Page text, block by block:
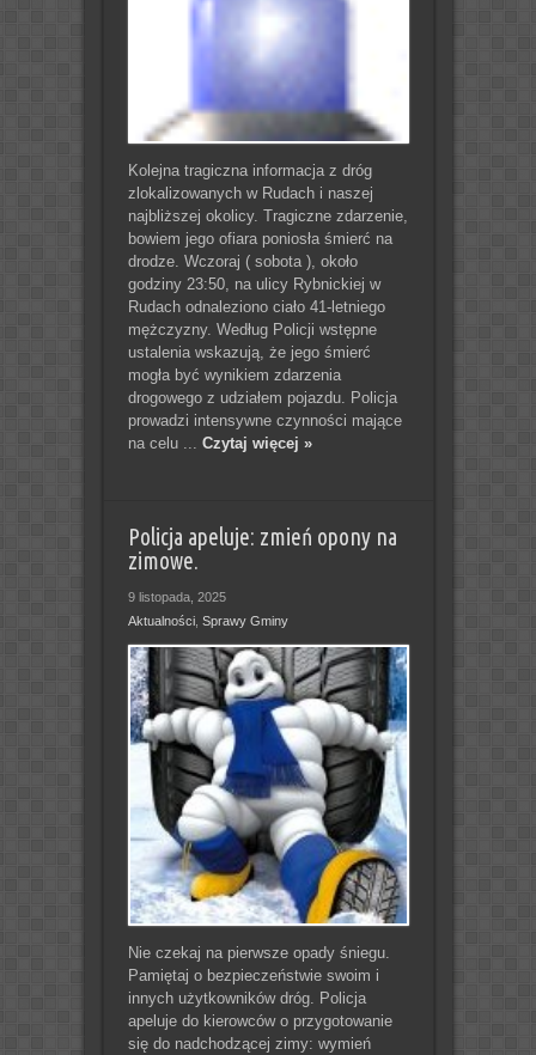
Kolejna tragiczna informacja z dróg
zlokalizowanych w Rudach i naszej
najbliższej okolicy. Tragiczne zdarzenie,
bowiem jego ofiara poniosła śmierć na
drodze. Wczoraj ( sobota ), około
godziny 23:50, na ulicy Rybnickiej w
Rudach odnaleziono ciało 41-letniego
mężczyzny. Według Policji wstępne
ustalenia wskazują, że jego śmierć
mogła być wynikiem zdarzenia
drogowego z udziałem pojazdu. Policja
prowadzi intensywne czynności mające
na celu ... Czytaj więcej »
Policja apeluje: zmień opony na
zimowe.
9 listopada, 2025
Aktualności, Sprawy Gminy
Nie czekaj na pierwsze opady śniegu.
Pamiętaj o bezpieczeństwie swoim i
innych użytkowników dróg. Policja
apeluje do kierowców o przygotowanie
się do nadchodzącej zimy: wymień